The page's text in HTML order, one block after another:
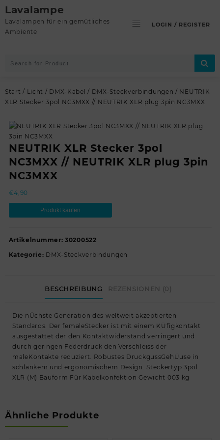
Skip
to
content
Lavalampe
Lavalampen für ein gemütliches
Ambiente
LOGIN / REGISTER
Start / Licht / DMX-Kabel / DMX-Steckverbindungen / NEUTRIK
XLR Stecker 3pol NC3MXX // NEUTRIK XLR plug 3pin NC3MXX
NEUTRIK XLR Stecker 3pol
NC3MXX // NEUTRIK XLR plug 3pin
NC3MXX
€4,90
Produkt kaufen
Artikelnummer: 30200522
Kategorie: DMX-Steckverbindungen
BESCHREIBUNG REZENSIONEN (0)
Die nÜchste Generation des weltweit akzeptierten
Standards. Der femaleStecker ist mit einem KÜfigkontakt
ausgestattet der den Kontaktwiderstand verringert und
durch geringen Federdruck den Verschleiss der
maleKontakte reduziert. Robustes DruckgussGehÜuse in
schlankem und ergonomischem Design. Steckertyp 3pol
XLR (M) Bauform Für Kabelkonfektion Gewicht 003 kg
Ähnliche Produkte